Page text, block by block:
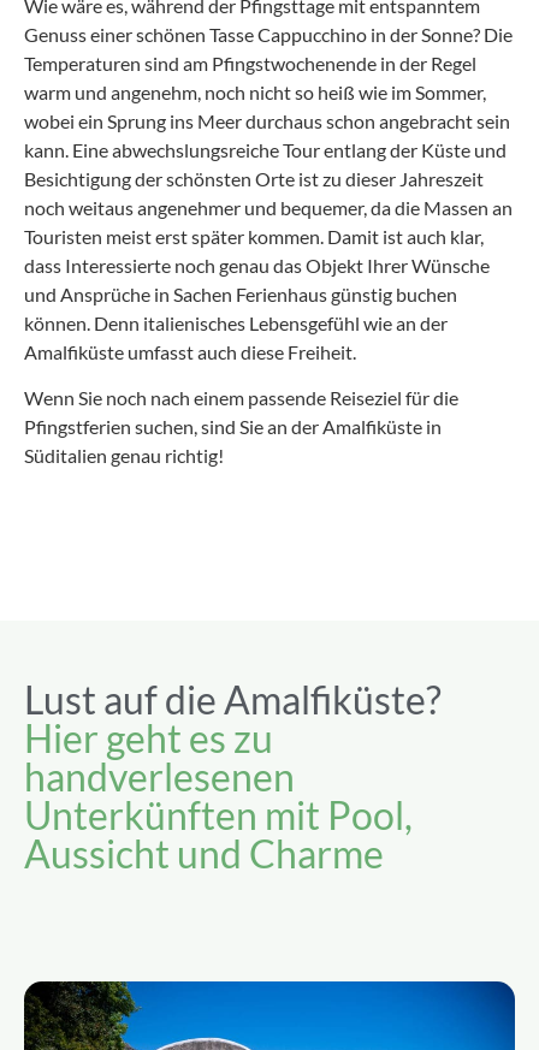
Wie wäre es, während der Pfingsttage mit entspanntem
Genuss einer schönen Tasse Cappucchino in der Sonne? Die
Temperaturen sind am Pfingstwochenende in der Regel
warm und angenehm, noch nicht so heiß wie im Sommer,
wobei ein Sprung ins Meer durchaus schon angebracht sein
kann. Eine abwechslungsreiche Tour entlang der Küste und
Besichtigung der schönsten Orte ist zu dieser Jahreszeit
noch weitaus angenehmer und bequemer, da die Massen an
Touristen meist erst später kommen. Damit ist auch klar,
dass Interessierte noch genau das Objekt Ihrer Wünsche
und Ansprüche in Sachen Ferienhaus günstig buchen
können. Denn italienisches Lebensgefühl wie an der
Amalfiküste umfasst auch diese Freiheit.
Wenn Sie noch nach einem passende Reiseziel für die
Pfingstferien suchen, sind Sie an der Amalfiküste in
Süditalien genau richtig!
Lust auf die Amalfiküste?
Hier geht es zu
handverlesenen
Unterkünften mit Pool,
Aussicht und Charme